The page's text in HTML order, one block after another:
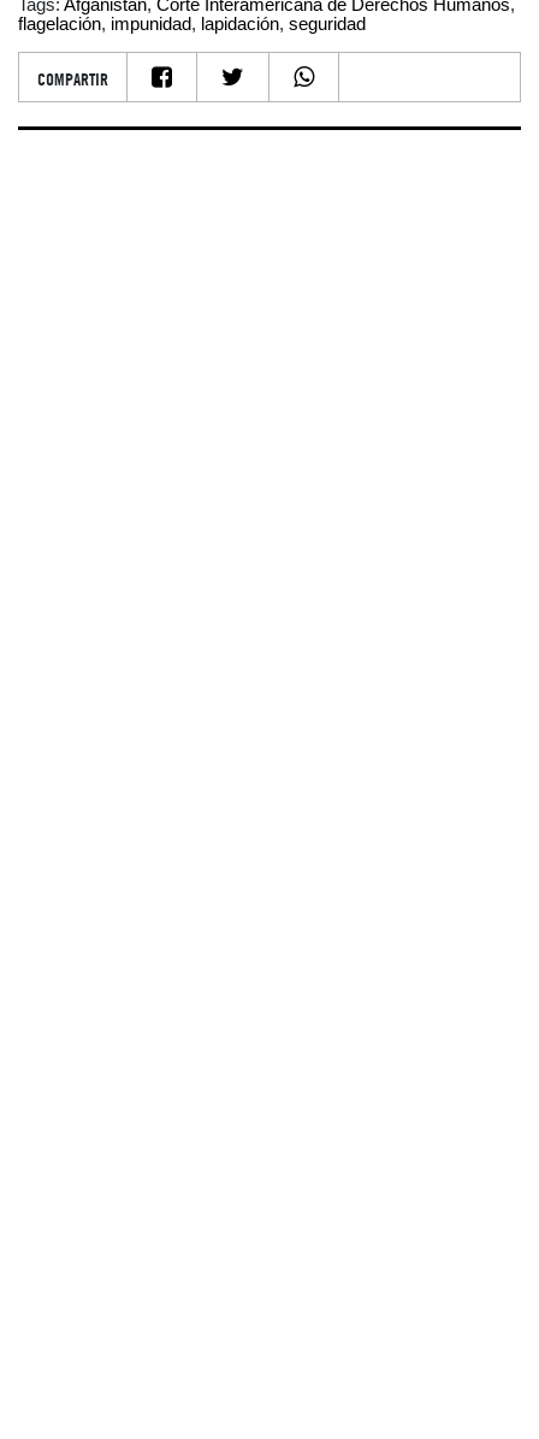
Tags: Afganistán, Corte Interamericana de Derechos Humanos,
flagelación, impunidad, lapidación, seguridad
COMPARTIR